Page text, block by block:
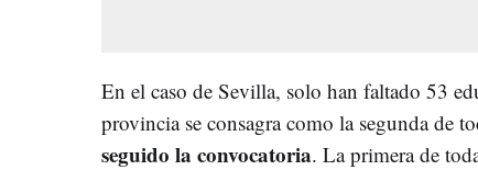
En el caso de Sevilla, solo han faltado 53
provincia se consagra como la segunda de
seguido la convocatoria. La primera de